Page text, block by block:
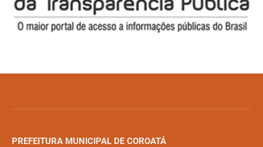
PREFEITURA MUNICIPAL DE COROATÁ